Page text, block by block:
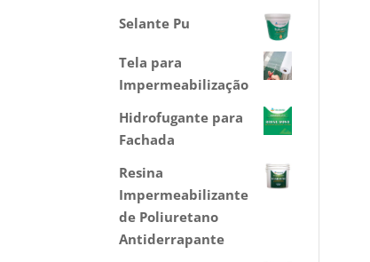
Selante Pu
Tela para
Impermeabilização
Hidrofugante para
Fachada
Resina
Impermeabilizante
de Poliuretano
Antiderrapante